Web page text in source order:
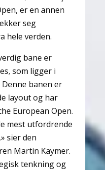
er en annen
seg
hele verden.
bane er
som ligger i
banen er
layout og har
European Open.
mest utfordrende
sier den
Martin Kaymer.
tenkning og